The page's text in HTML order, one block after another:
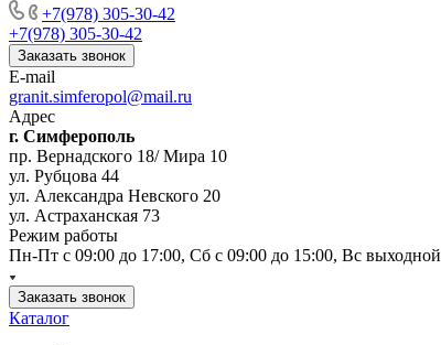
+7(978) 305-30-42
+7(978) 305-30-42
Заказать звонок
E-mail
granit.simferopol@mail.ru
Адрес
г. Симферополь
пр. Вернадского 18/ Мира 10
ул. Рубцова 44
ул. Александра Невского 20
ул. Астраханская 73
Режим работы
Пн-Пт с 09:00 до 17:00, Сб с 09:00 до 15:00, Вс выходной
Заказать звонок
Каталог